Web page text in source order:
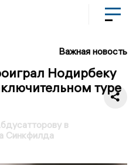
Важная новость
Нодирбеку
туре
в
Синкфилда